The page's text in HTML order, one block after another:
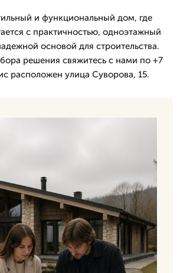
и функциональный дом, где
с практичностью, одноэтажный
основой для строительства.
решения свяжитесь с нами по +7
расположен улица Суворова, 15.